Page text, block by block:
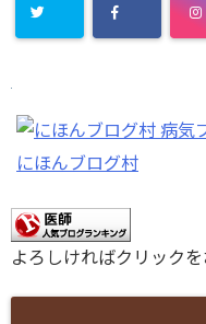
にほんブログ村
よろしければクリックを